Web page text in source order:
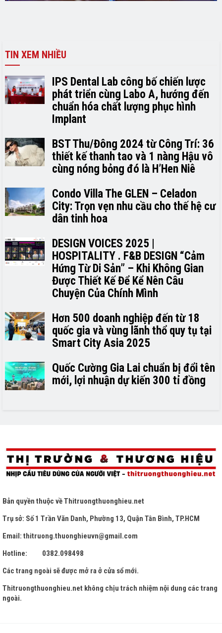
TIN XEM NHIỀU
IPS Dental Lab công bố chiến lược
phát triển cùng Labo A, hướng đến
chuẩn hóa chất lượng phục hình
Implant
BST Thu/Đông 2024 từ Công Trí: 36
thiết kế thanh tao và 1 nàng Hậu vô
cùng nóng bỏng đó là H’H­­­­en Niê
Condo Villa The GLEN – Celadon
City: Trọn vẹn nhu cầu cho thế hệ cư
dân tinh hoa
DESIGN VOICES 2025 |
HOSPITALITY . F&B DESIGN “Cảm
Hứng Từ Di Sản” – Khi Không Gian
Được Thiết Kế Để Kể Nên Câu
Chuyện Của Chính Mình
Hơn 500 doanh nghiệp đến từ 18
quốc gia và vùng lãnh thổ quy tụ tại
Smart City Asia 2025
Quốc Cường Gia Lai chuẩn bị đổi tên
mới, lợi nhuận dự kiến 300 tỉ đồng
Bản quyền thuộc vềThitruongthuonghieu.net
Trụ sở: Số 1 Trần Văn Danh, Phường 13, Quận Tân Bình, TP.HCM
Email: thitruong.thuonghieuvn@gmail.com
Hotline: 0382.098498
Các trang ngoài sẽ được mở ra ở cửa sổ mới.
Thitruongthuonghieu.net không chịu trách nhiệm nội dung các trang
ngoài.